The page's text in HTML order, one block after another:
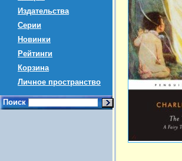
Издательства
Серии
Новинки
Рейтинги
Корзина
Личное пространство
Поиск